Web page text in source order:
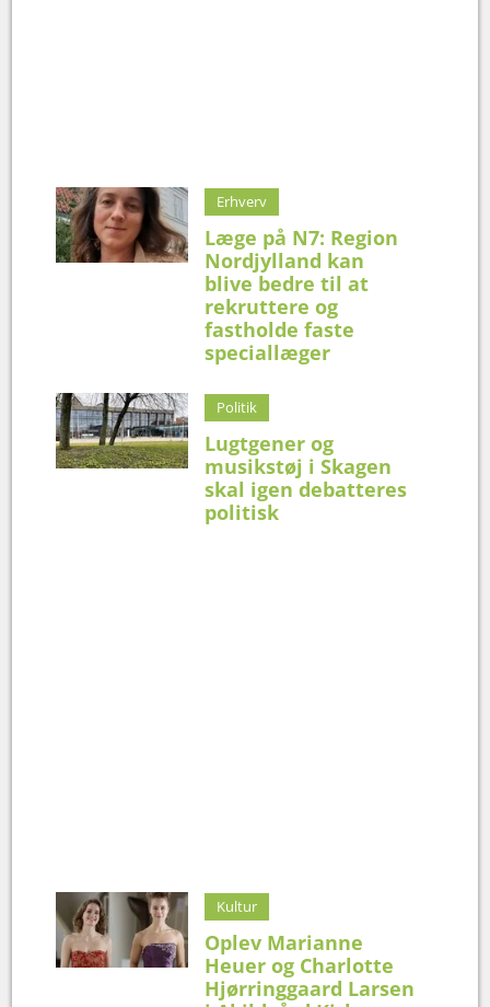
Erhverv
Læge på N7: Region
Nordjylland kan
blive bedre til at
rekruttere og
fastholde faste
speciallæger
Politik
Lugtgener og
musikstøj i Skagen
skal igen debatteres
politisk
Kultur
Oplev Marianne
Heuer og Charlotte
Hjørringgaard Larsen